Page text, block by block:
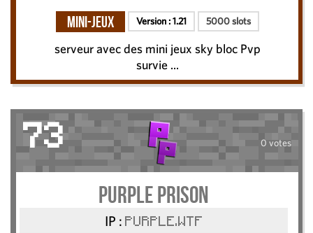
Mini-Jeux Version :1.21 5000 slots
serveur avec des mini jeux sky bloc Pvp
survie ...
73 0 votes
PURPLE PRISON
IP : PURPLE.WTF